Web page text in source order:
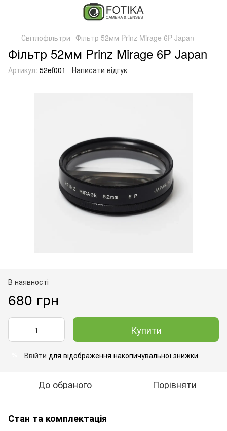
Світлофільтри Фільтр 52мм Prinz Mirage 6P Japan
Фільтр 52мм Prinz Mirage 6P Japan
Артикул: 52ef001 Написати відгук
В наявності
680 грн
Купити
Ввійти для відображення накопичувальної знижки
До обраного Порівняти
Стан та комплектація